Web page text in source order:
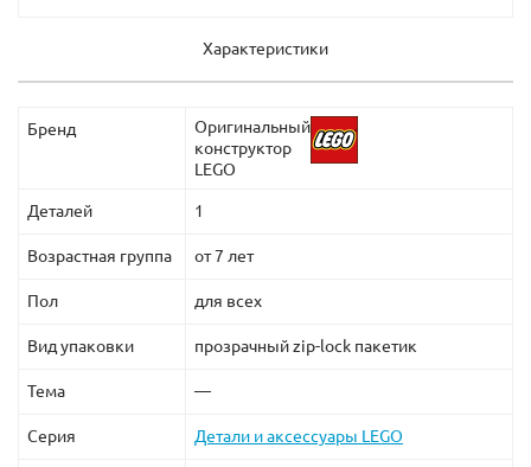
Характеристики
Бренд
Оригинальный
конструктор
LEGO
Деталей 1
Возрастная группа от 7 лет
Пол для всех
Вид упаковки прозрачный zip-lock пакетик
Тема —
Серия Детали и аксессуары LEGO